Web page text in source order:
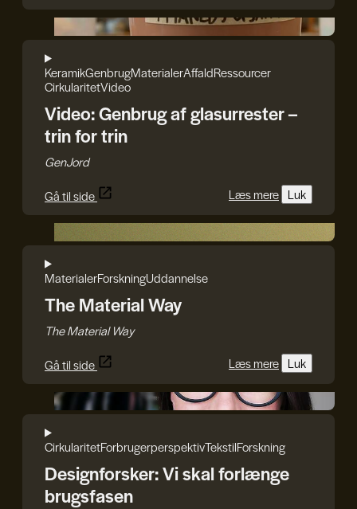
KeramikGenbrugMaterialerAffaldRessourcer
CirkularitetVideo
Video: Genbrug af glasurrester –
trin for trin
GenJord
Gå til side
Læs mere Luk
MaterialerForskningUddannelse
The Material Way
The Material Way
Gå til side
Læs mere Luk
Iryna Kucher
CirkularitetForbrugerperspektivTekstilForskning
Designforsker: Vi skal forlænge
brugsfasen